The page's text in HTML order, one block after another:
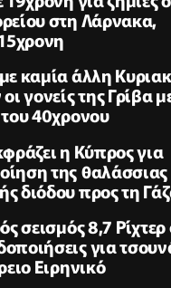
στη Λάρνακα,
καμία άλλη
γονείς της Γρίβα
40χρονου
η Κύπρος για
της θαλάσσιας
διόδου προς τη
σεισμός 8,7
για
Ειρηνικό